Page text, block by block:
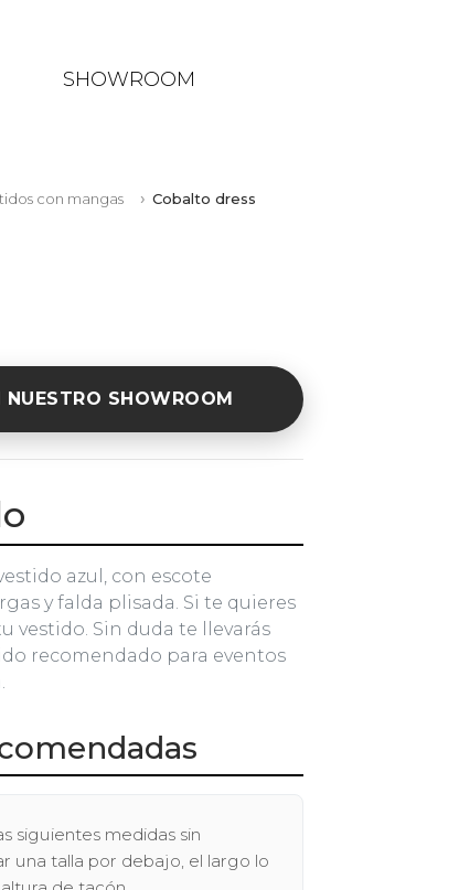
SHOWROOM
con mangas Cobalto dress
NUESTRO SHOWROOM
azul, con escote
y falda plisada. Si te quieres
vestido. Sin duda te llevarás
recomendado para eventos
siguientes medidas sin
una talla por debajo, el largo lo